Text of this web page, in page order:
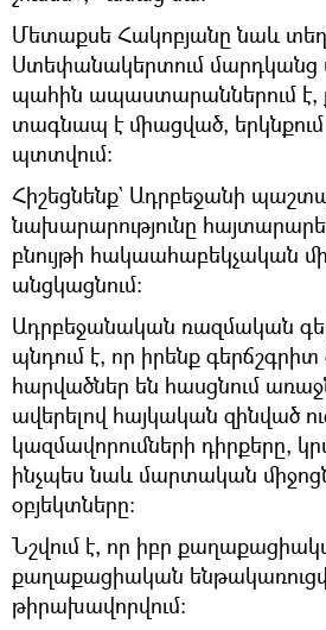
Մետաքսե Հակոբյանը նաև
Ստեփանակերտում մարդկանց
պահին ապաստարաններում է,
տագնապ է միացված, երկնքում
պտտվում։
Հիշեցնենք` Ադրբեջանի
նախարարությունը
բնույթի հակաահաբեկչական
անցկացնում։
Ադրբեջանական ռազմական
պնդում է, որ իրենք գերճշգրիտ
հարվածներ են հասցնում
ավերելով հայկական զինված
կազմավորումների դիրքերը,
ինչպես նաև մարտական
օբյեկտները։
Նշվում է, որ իբր
քաղաքացիական
թիրախավորվում։